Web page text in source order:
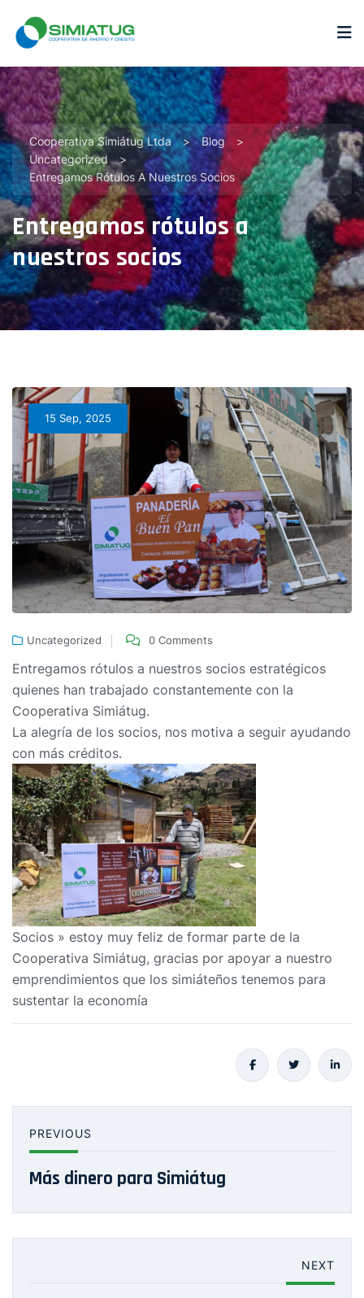
Cooperativa Simiátug Ltda > Blog
>
Uncategorized >
Entregamos Rótulos A Nuestros Socios
Entregamos rótulos a
nuestros socios
15 Sep, 2025
Uncategorized 0 Comments
Entregamos rótulos a nuestros socios estratégicos
quienes han trabajado constantemente con la
Cooperativa Simiátug.
La alegría de los socios, nos motiva a seguir ayudando
con más créditos.
Socios » estoy muy feliz de formar parte de la
Cooperativa Simiátug, gracias por apoyar a nuestro
emprendimientos que los simiáteños tenemos para
sustentar la economía
PREVIOUS
Más dinero para Simiátug
NEXT